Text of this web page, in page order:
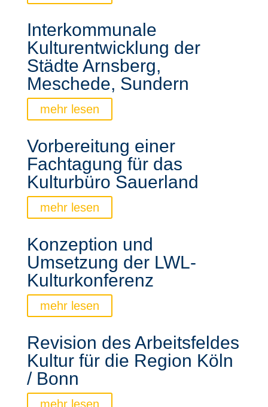
Interkommunale
Kulturentwicklung der
Städte Arnsberg,
Meschede, Sundern
mehr lesen
Vorbereitung einer
Fachtagung für das
Kulturbüro Sauerland
mehr lesen
Konzeption und
Umsetzung der LWL-
Kulturkonferenz
mehr lesen
Revision des Arbeitsfeldes
Kultur für die Region Köln
/ Bonn
mehr lesen